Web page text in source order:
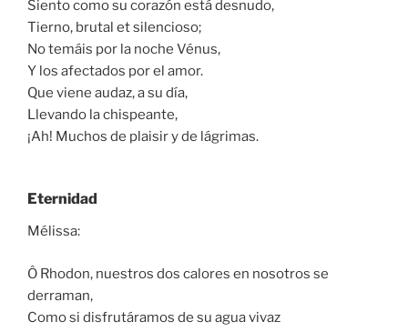
Siento como su corazón está desnudo,
Tierno, brutal et silencioso;
No temáis por la noche Vénus,
Y los afectados por el amor.
Que viene audaz, a su día,
Llevando la chispeante,
¡Ah! Muchos de plaisir y de lágrimas.
Eternidad
Mélissa:
Ô Rhodon, nuestros dos calores en nosotros se
derraman,
Como si disfrutáramos de su agua vivaz